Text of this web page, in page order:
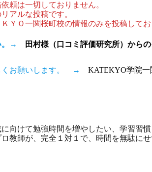
頼は一切しておりません。
アルな投稿です。
ＹＯ一関桜町校の情報のみを投稿してお
。→ 田村様（口コミ評価研究所）から
くお願いします。 → KATEKYO学院一
向けて勉強時間を増やしたい、学習習
教師が、完全１対１で、時間を無駄に